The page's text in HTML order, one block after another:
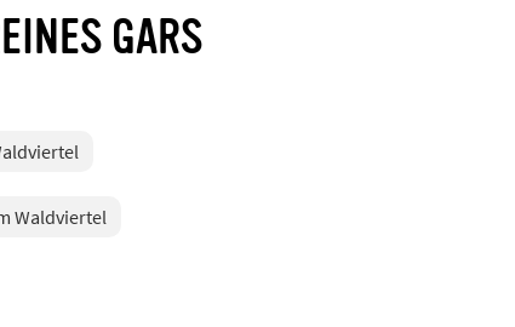
GARS
Waldviertel